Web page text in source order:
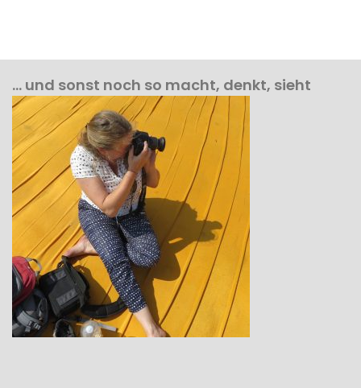
… und sonst noch so macht, denkt, sieht